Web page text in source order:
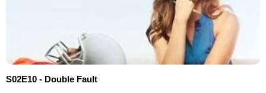
S02E10 - Double Fault